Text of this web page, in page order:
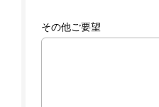
その他ご要望